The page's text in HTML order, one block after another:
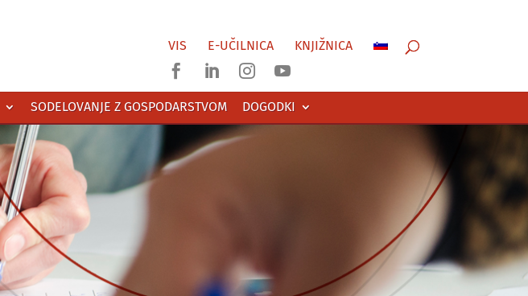
SODELOVANJE Z GOSPODARSTVOM DOGODKI
VIS E-UČILNICA KNJIŽNICA
   